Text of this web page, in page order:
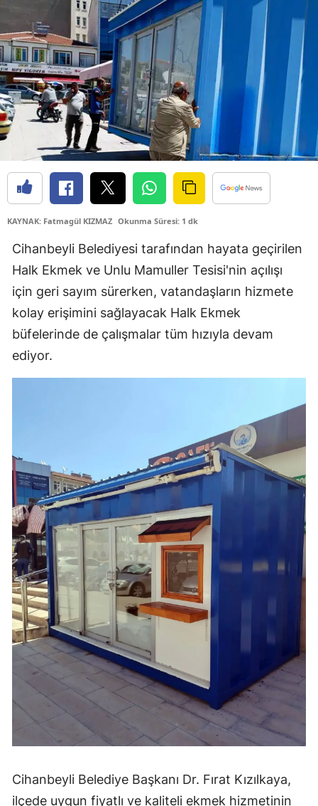
Bursa
Çanakkale
Çankırı
Çorum
Denizli
Diyarbakır
Edirne
Erzincan
Erzurum
Eskişehir
Gaziantep
Hatay
Isparta
İzmir
Kayseri
Kırklareli
Kırşehir
Kocaeli
Kütahya
KAYNAK: Fatmagül KIZMAZ Okunma Süresi: 1 dk
Cihanbeyli Belediyesi tarafından hayata geçirilen
Halk Ekmek ve Unlu Mamuller Tesisi'nin açılışı
için geri sayım sürerken, vatandaşların hizmete
kolay erişimini sağlayacak Halk Ekmek
büfelerinde de çalışmalar tüm hızıyla devam
ediyor.
Cihanbeyli Belediye Başkanı Dr. Fırat Kızılkaya,
ilçede uygun fiyatlı ve kaliteli ekmek hizmetinin